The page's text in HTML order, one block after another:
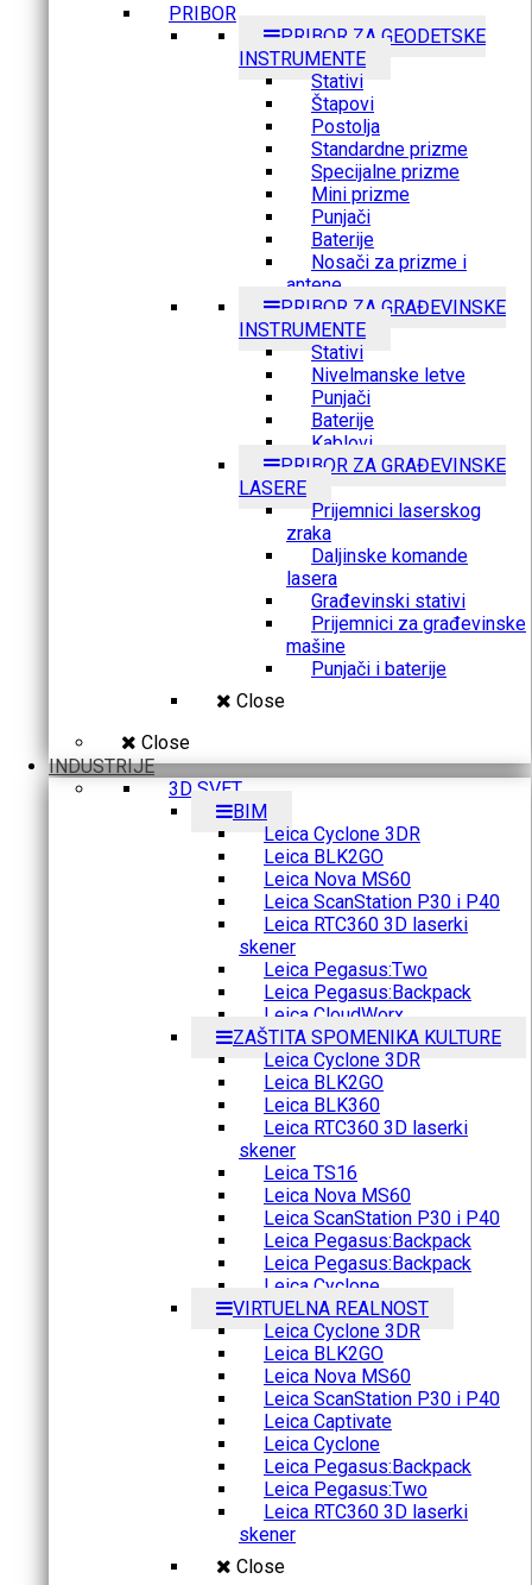
PRIBOR
PRIBOR ZA GEODETSKE
INSTRUMENTE
Stativi
Štapovi
Postolja
Standardne prizme
Specijalne prizme
Mini prizme
Punjači
Baterije
Nosači za prizme i
antene
PRIBOR ZA GRAĐEVINSKE
INSTRUMENTE
Stativi
Nivelmanske letve
Punjači
Baterije
Kablovi
PRIBOR ZA GRAĐEVINSKE
LASERE
Prijemnici laserskog
zraka
Daljinske komande
lasera
Građevinski stativi
Prijemnici za građevinske
mašine
Punjači i baterije
Close
Close
INDUSTRIJE
3D SVET
BIM
Leica Cyclone 3DR
Leica BLK2GO
Leica Nova MS60
Leica ScanStation P30 i P40
Leica RTC360 3D laserki
skener
Leica Pegasus:Two
Leica Pegasus:Backpack
Leica CloudWorx
ZAŠTITA SPOMENIKA KULTURE
Leica Cyclone 3DR
Leica BLK2GO
Leica BLK360
Leica RTC360 3D laserki
skener
Leica TS16
Leica Nova MS60
Leica ScanStation P30 i P40
Leica Pegasus:Backpack
Leica Pegasus:Backpack
Leica Cyclone
VIRTUELNA REALNOST
Leica Cyclone 3DR
Leica BLK2GO
Leica Nova MS60
Leica ScanStation P30 i P40
Leica Captivate
Leica Cyclone
Leica Pegasus:Backpack
Leica Pegasus:Two
Leica RTC360 3D laserki
skener
Close